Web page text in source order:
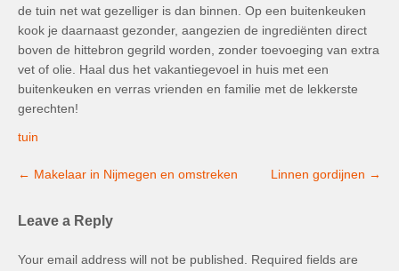
de tuin net wat gezelliger is dan binnen. Op een buitenkeuken
kook je daarnaast gezonder, aangezien de ingrediënten direct
boven de hittebron gegrild worden, zonder toevoeging van extra
vet of olie. Haal dus het vakantiegevoel in huis met een
buitenkeuken en verras vrienden en familie met de lekkerste
gerechten!
tuin
navigation
← Makelaar in Nijmegen en omstreken Linnen gordijnen →
Leave a Reply
Your email address will not be published. Required fields are